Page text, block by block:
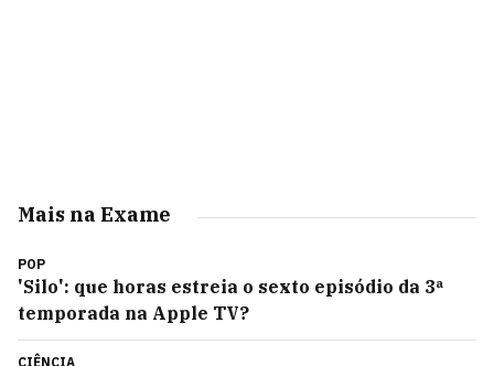
Mais na Exame
POP
'Silo': que horas estreia o sexto episódio da 3ª
temporada na Apple TV?
CIÊNCIA